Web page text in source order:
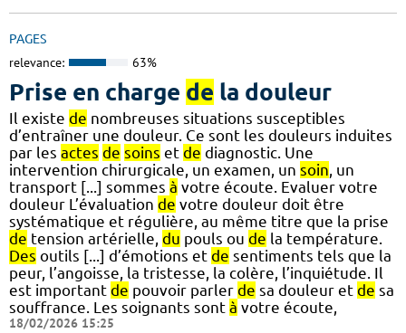
PAGES
relevance: 63%
Prise en charge de la douleur
Il existe de nombreuses situations susceptibles
d’entraîner une douleur. Ce sont les douleurs induites
par les actes de soins et de diagnostic. Une
intervention chirurgicale, un examen, un soin, un
transport [...] sommes à votre écoute. Evaluer votre
douleur L’évaluation de votre douleur doit être
systématique et régulière, au même titre que la prise
de tension artérielle, du pouls ou de la température.
Des outils [...] d’émotions et de sentiments tels que la
peur, l’angoisse, la tristesse, la colère, l’inquiétude. Il
est important de pouvoir parler de sa douleur et de sa
souffrance. Les soignants sont à votre écoute,
18/02/2026 15:25